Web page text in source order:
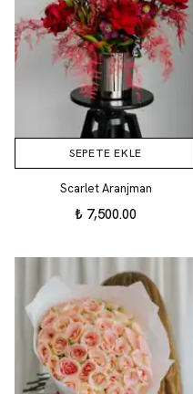
SEPETE EKLE
Scarlet Aranjman
₺ 7,500.00